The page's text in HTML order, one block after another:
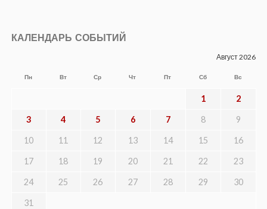
КАЛЕНДАРЬ СОБЫТИЙ
Август 2026
Пн Вт Ср Чт Пт Сб Вс
1 2
3 4 5 6 7 8 9
10 11 12 13 14 15 16
17 18 19 20 21 22 23
24 25 26 27 28 29 30
31